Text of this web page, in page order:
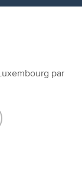
par